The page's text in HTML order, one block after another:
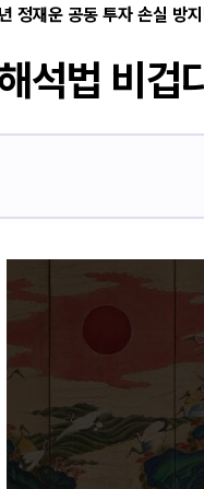
정재운 공동 투자 손실 방
석법 비겁